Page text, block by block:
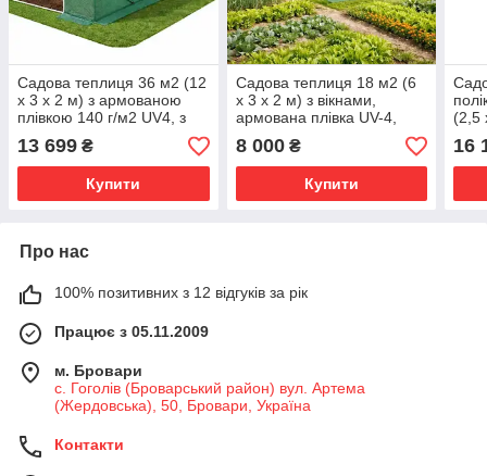
Садова теплиця 36 м2 (12
х 3 х 2 м) з армованою
плівкою 140 г/м2 UV4, з
вікнами, труба 25 мм,
Зелена
13 699 ₴
Купити
Садова теплиця 18 м2 (6
х 3 х 2 м) з вікнами,
армована плівка UV-4,
труба 25 мм, Зелена
8 000₴
Купити
(2,5
16
Про нас
100% позитивних з 12 відгуків за рік
Працює з 05.11.2009
м. Бровари
с. Гоголів (Броварський район) вул. Артема
(Жердовська), 50, Бровари, Україна
Контакти